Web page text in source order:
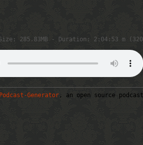
285.83MB - Duration: 2:04:53 m (320
Podcast-Generator , an open source